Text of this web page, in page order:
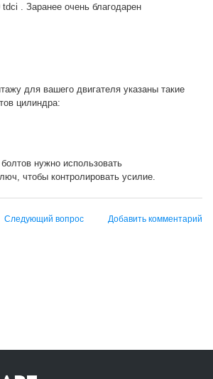
. Заранее очень благодарен
для вашего двигателя указаны такие
цилиндра:
нужно использовать
чтобы контролировать усилие.
Следующий вопрос Добавить комментарий